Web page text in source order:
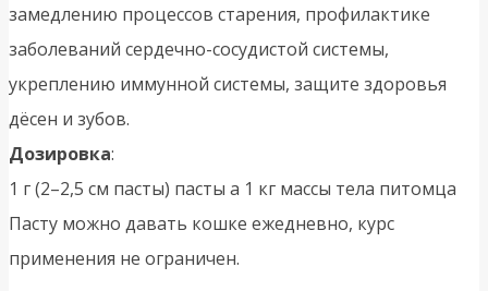
замедлению процессов старения, профилактике
заболеваний сердечно-сосудистой системы,
укреплению иммунной системы, защите здоровья
дёсен и зубов.
Дозировка:
1 г (2–2,5 см пасты) пасты а 1 кг массы тела питомца
Пасту можно давать кошке ежедневно, курс
применения не ограничен.